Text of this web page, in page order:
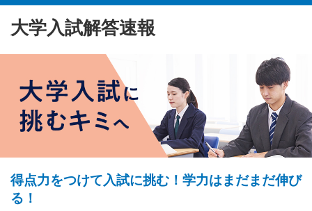
大学入試解答速報
得点力をつけて入試に挑む！学力はまだまだ伸び
る！